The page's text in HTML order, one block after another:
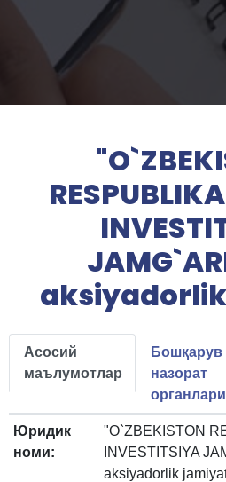
Асосий
маълумотлар
Бошқарув
назорат
органлари
Юридик
номи:
"O`ZBEKISTON
INVESTITSIYA
aksiyadorlik